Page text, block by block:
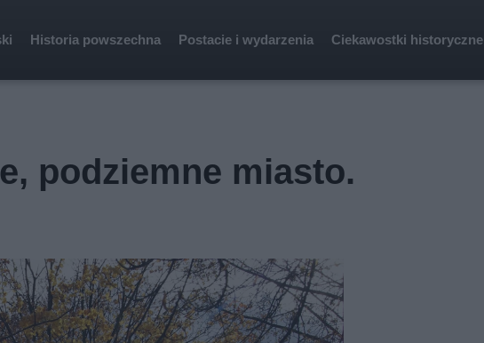
Historia powszechna Postacie i wydarzenia Ciekawostki historyczne
podziemne miasto.